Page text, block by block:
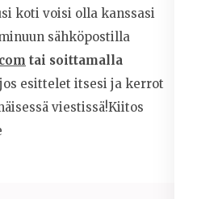
koti voisi olla kanssasi
sähköpostilla
tai soittamalla
esittelet itsesi ja kerrot
viestissä!Kiitos